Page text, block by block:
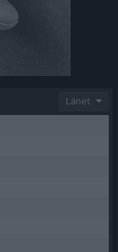
Länet